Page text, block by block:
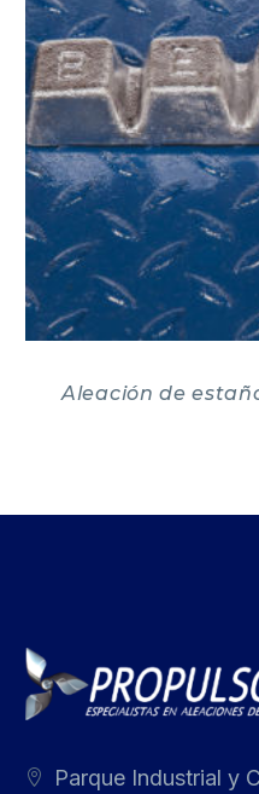
Aleación de
Parque Industrial y